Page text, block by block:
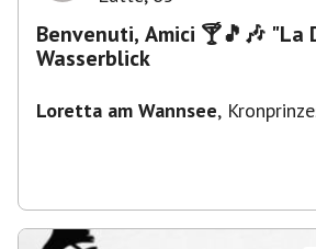
Benvenuti, Amici 🍸🎵🎶 "La Dolce Vita"mit
Wasserblick
Loretta am Wannsee,